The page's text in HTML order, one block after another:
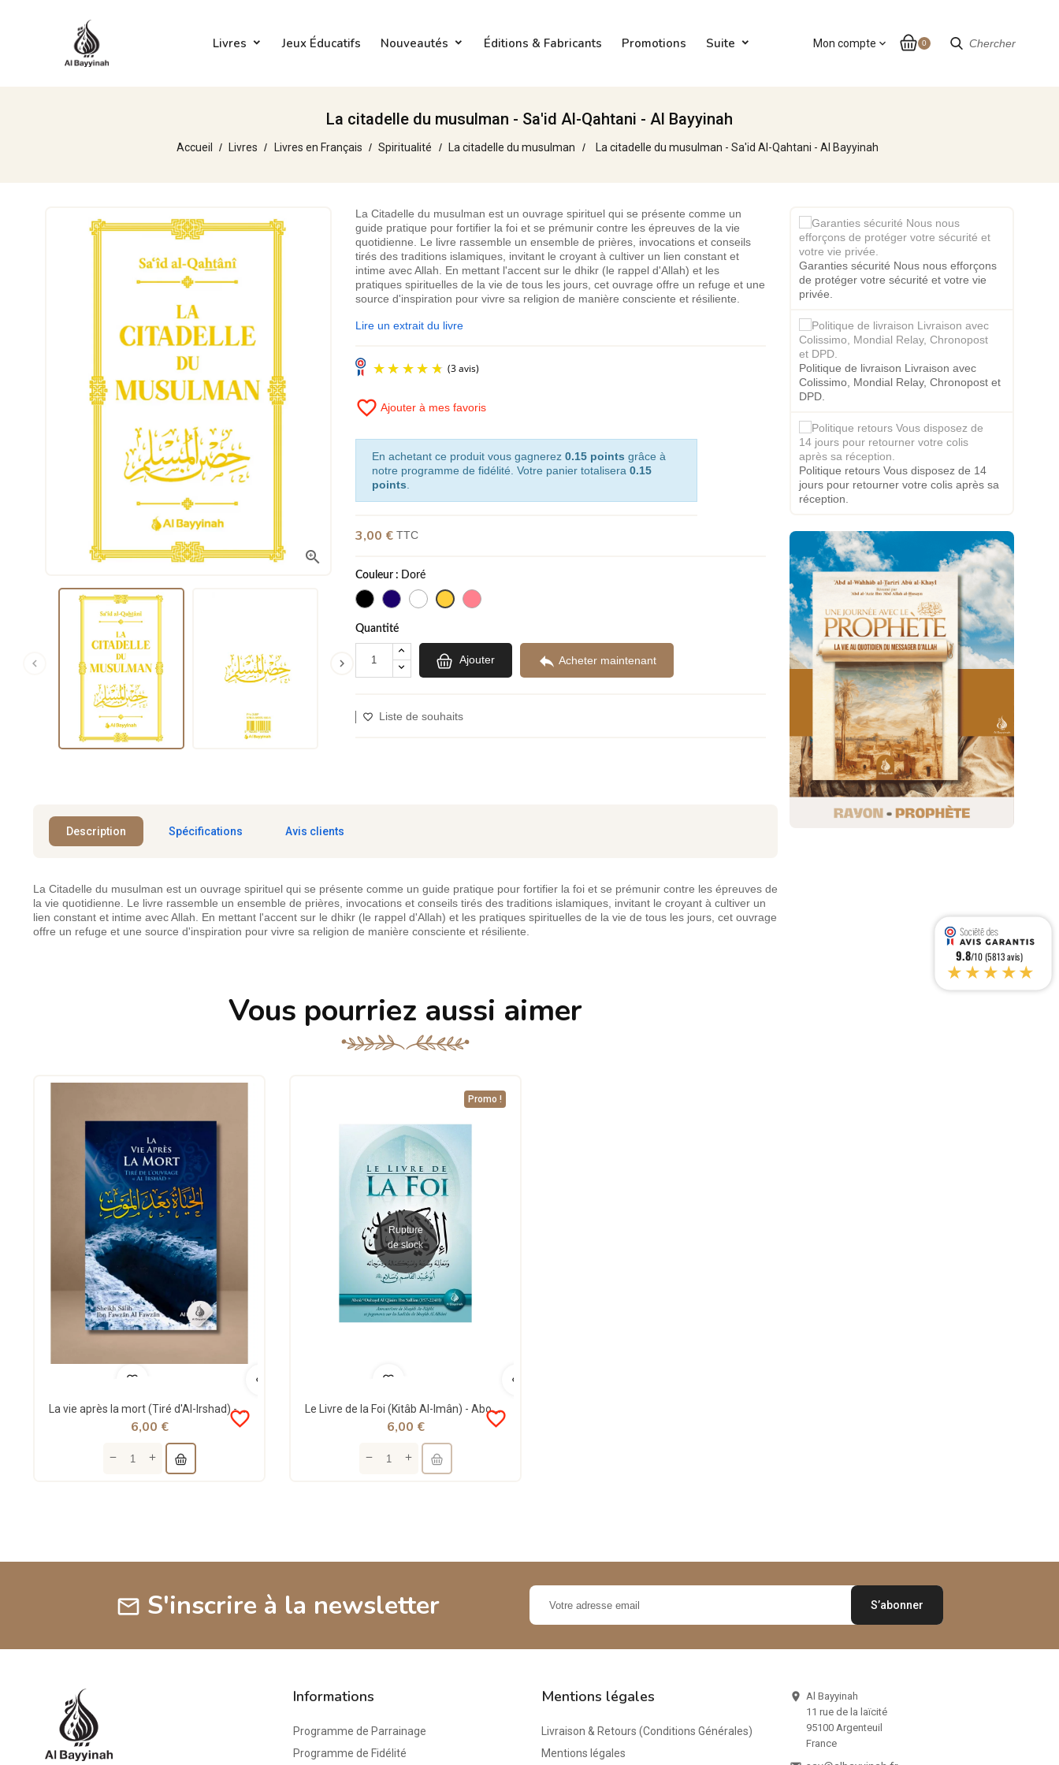
Chercher
Livres Jeux Éducatifs Nouveautés Éditions & Fabricants Promotions Suite 0
Mon compte expand_more
La citadelle du musulman - Sa'id Al-Qahtani - Al Bayyinah
Accueil Livres Livres en Français Spiritualité La citadelle du musulman La citadelle du musulman - Sa'id Al-Qahtani - Al Bayyinah

 
La Citadelle du musulman est un ouvrage spirituel qui se présente comme un
guide pratique pour fortifier la foi et se prémunir contre les épreuves de la vie
quotidienne. Le livre rassemble un ensemble de prières, invocations et conseils
tirés des traditions islamiques, invitant le croyant à cultiver un lien constant et
intime avec Allah. En mettant l'accent sur le dhikr (le rappel d'Allah) et les
pratiques spirituelles de la vie de tous les jours, cet ouvrage offre un refuge et une
source d'inspiration pour vivre sa religion de manière consciente et résiliente.
Lire un extrait du livre
favorite_border Ajouter à mes favoris
En achetant ce produit vous gagnerez 0.15 points grâce à
notre programme de fidélité. Votre panier totalisera 0.15
points
3,00 €TTC
Couleur : Doré
Quantité
Ajouter  Acheter maintenant
Liste de souhaits
Description Spécifications Avis clients
La Citadelle du musulman est un ouvrage spirituel qui se présente comme un guide pratique pour fortifier la foi et se prémunir contre les épreuves de
la vie quotidienne. Le livre rassemble un ensemble de prières, invocations et conseils tirés des traditions islamiques, invitant le croyant à cultiver un
lien constant et intime avec Allah. En mettant l'accent sur le dhikr (le rappel d'Allah) et les pratiques spirituelles de la vie de tous les jours, cet ouvrage
offre un refuge et une source d'inspiration pour vivre sa religion de manière consciente et résiliente.
Vous pourriez aussi aimer
La vie après la mort (Tiré d'Al-Irshad) - Shaykh Al-Fawzân - Al Bayyinah
favorite_border
6,00 €
Rupture
de stock
Promo !
Le Livre de la Foi (Kitâb Al-Imân) - Abou Oubayd Ibn Sallâm - Al Bayyinah
favorite_border
6,00 €
Garanties sécurité Nous nous efforçons
de protéger votre sécurité et votre vie
privée.
Politique de livraison Livraison avec
Colissimo, Mondial Relay, Chronopost et
DPD.
Politique retours Vous disposez de 14
jours pour retourner votre colis après sa
réception.
mail S'inscrire à la newsletter
Informations
Programme de Parrainage
Programme de Fidélité
Mentions légales
Livraison & Retours (Conditions Générales)
Mentions légales
 Al Bayyinah
11 rue de la laïcité
95100 Argenteuil
France
9.8/10 (5813 avis)
★★★★★